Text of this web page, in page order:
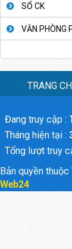
SỔ CK
VĂN PHÒNG
TRANG
Đang truy cập :
Tháng hiện tại :
Tổng lượt truy
Bản quyền
Web24